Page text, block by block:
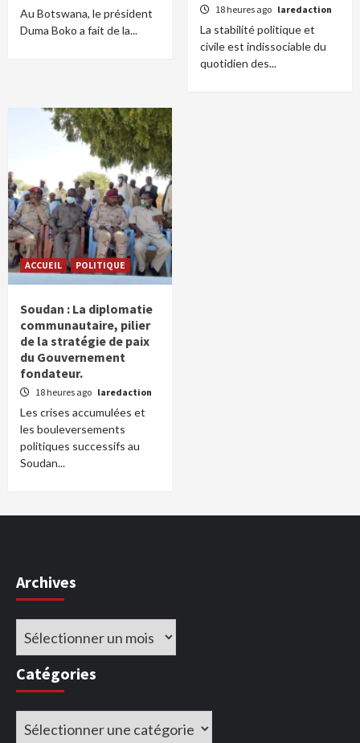
Au Botswana, le président
Duma Boko a fait de la...
18 heures ago laredaction
La stabilité politique et
civile est indissociable du
quotidien des...
ACCUEIL POLITIQUE
Soudan : La diplomatie
communautaire, pilier
de la stratégie de paix
du Gouvernement
fondateur.
18 heures ago laredaction
Les crises accumulées et
les bouleversements
politiques successifs au
Soudan...
Archives
Archives
Catégories
Catégories